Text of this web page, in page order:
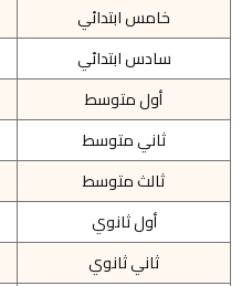
خامس ابتدائي
سادس ابتدائي
أول متوسط
ثاني متوسط
ثالث متوسط
أول ثانوي
ثاني ثانوي